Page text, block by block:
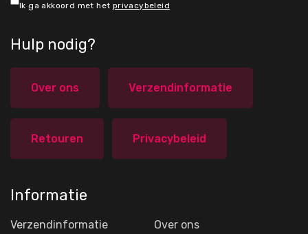
Ik ga akkoord met het privacybeleid
Hulp nodig?
Over ons Verzendinformatie
Retouren Privacybeleid
Informatie
Verzendinformatie Over ons